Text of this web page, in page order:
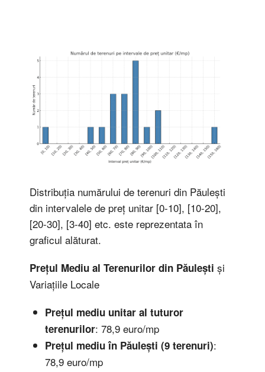
Distribuția numărului de terenuri din Păulești
din intervalele de preț unitar [0-10], [10-20],
[20-30], [3-40] etc. este reprezentata în
graficul alăturat.
Prețul Mediu al Terenurilor din Păulești și
Variațiile Locale
Prețul mediu unitar al tuturor
terenurilor: 78,9 euro/mp
Prețul mediu în Păulești (9 terenuri):
78,9 euro/mp